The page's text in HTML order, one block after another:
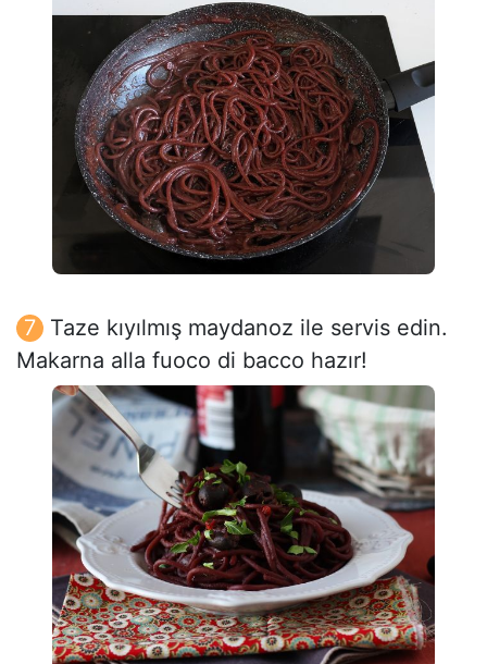
Taze kıyılmış maydanoz ile servis edin.
Makarna alla fuoco di bacco hazır!